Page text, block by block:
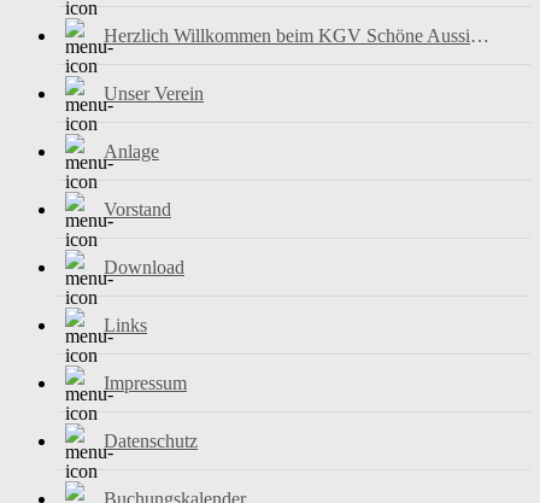
Herzlich Willkommen beim KGV Schöne Aussicht e.V.
Unser Verein
Anlage
Vorstand
Download
Links
Impressum
Datenschutz